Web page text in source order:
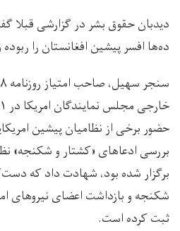
دیدبان حقوق بشر در گزارشی قبلا
ده‌ها افسر پیشین افغانستان را
حضور برخی از نظامیان پیشین
بررسی ادعاهای «کشتار و شکنجه»
شکنجه و بازداشت اعضای نیروهای
ثبت کرده است.